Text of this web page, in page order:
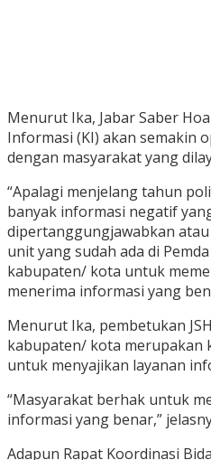
Menurut Ika, Jabar Saber
Informasi (KI) akan semakin
dengan masyarakat yang
“Apalagi menjelang tahun
banyak informasi negatif
dipertanggungjawabkan
unit yang sudah ada di
kabupaten/ kota untuk
menerima informasi yang
Menurut Ika, pembetukan
kabupaten/ kota merupakan
untuk menyajikan layanan
“Masyarakat berhak untuk
informasi yang benar,”
Adapun Rapat Koordinasi